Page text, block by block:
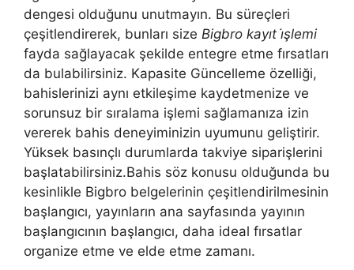
dengesi olduğunu unutmayın. Bu süreçleri
çeşitlendirerek, bunları size Bigbro kayıt i̇şlemi
fayda sağlayacak şekilde entegre etme fırsatları
da bulabilirsiniz. Kapasite Güncelleme özelliği,
bahislerinizi aynı etkileşime kaydetmenize ve
sorunsuz bir sıralama işlemi sağlamanıza izin
vererek bahis deneyiminizin uyumunu geliştirir.
Yüksek basınçlı durumlarda takviye siparişlerini
başlatabilirsiniz.Bahis söz konusu olduğunda bu
kesinlikle Bigbro belgelerinin çeşitlendirilmesinin
başlangıcı, yayınların ana sayfasında yayının
başlangıcının başlangıcı, daha ideal fırsatlar
organize etme ve elde etme zamanı.